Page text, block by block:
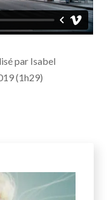
par Isabel
(1h29)